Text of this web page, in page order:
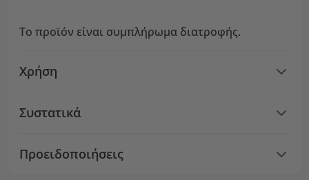
Το προϊόν είναι συμπλήρωμα διατροφής.
Χρήση
Συστατικά
Προειδοποιήσεις